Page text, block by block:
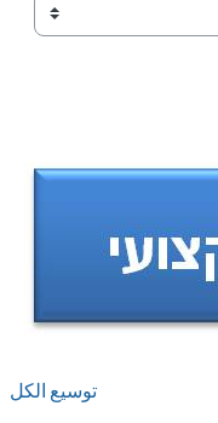
الدراسية
توسيع الكل